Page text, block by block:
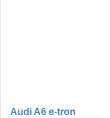
Audi A6 e-tron